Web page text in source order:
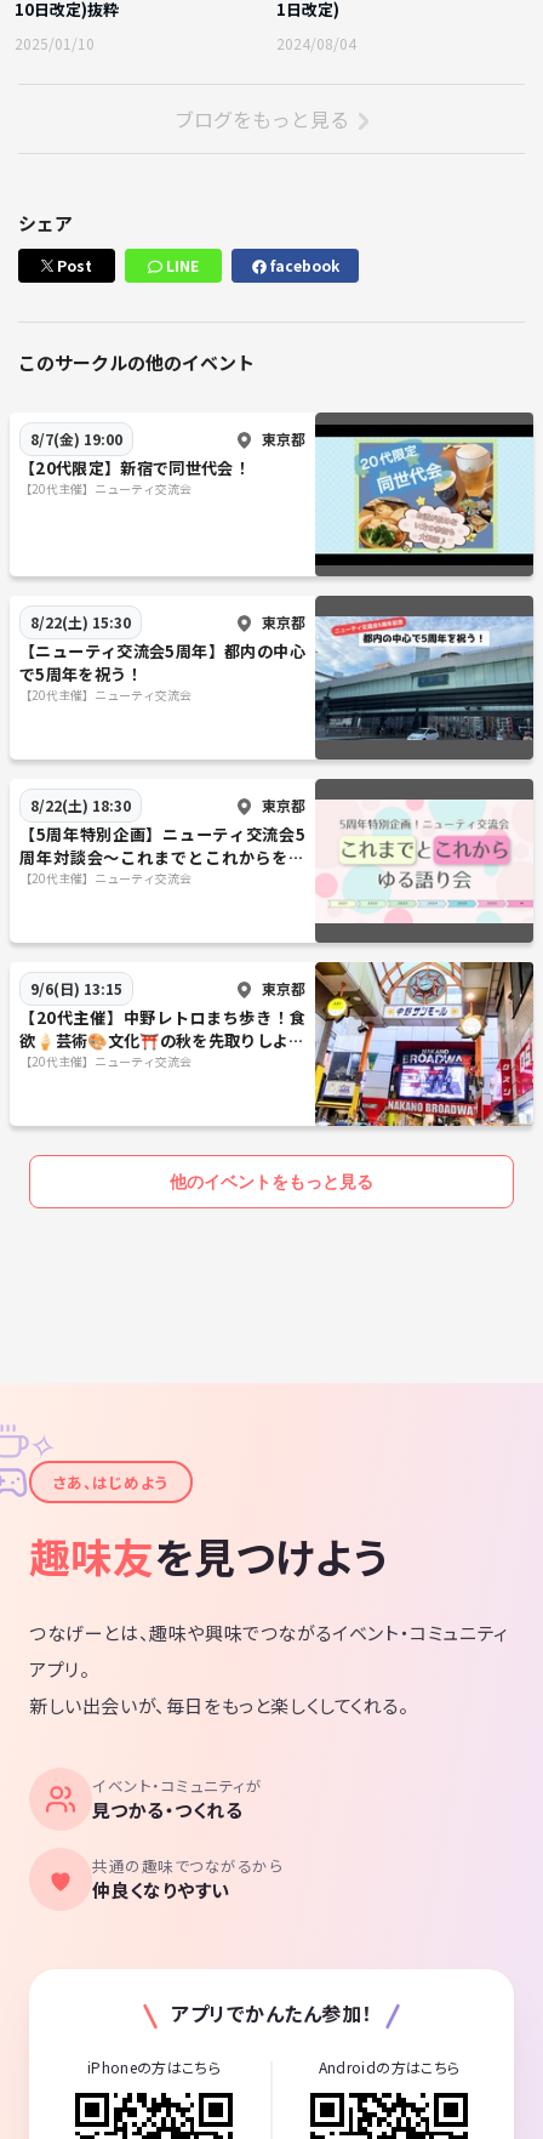
10日改定)抜粋
2025/01/10
1日改定)
2024/08/04
ブログをもっと見る
シェア
Post LINE facebook
このサークルの他のイベント
8/7(金) 19:00 東京都
【20代限定】新宿で同世代会！
【20代主催】ニューティ交流会
8/22(土) 15:30 東京都
【ニューティ交流会5周年】都内の中心
で5周年を祝う！
【20代主催】ニューティ交流会
8/22(土) 18:30 東京都
【5周年特別企画】ニューティ交流会5
周年対談会〜これまでとこれからをゆ
るく語る時間〜
【20代主催】ニューティ交流会
9/6(日) 13:15 東京都
【20代主催】中野レトロまち歩き！食
欲🍦芸術🎨文化⛩️の秋を先取りしよう
🍁
【20代主催】ニューティ交流会
他のイベントをもっと見る
✦
✧
さあ、はじめよう
趣味友を見つけよう
つなげーとは、趣味や興味でつながるイベント・コミュニティ
アプリ。
新しい出会いが、毎日をもっと楽しくしてくれる。
イベント・コミュニティが
見つかる・つくれる
共通の趣味でつながるから
仲良くなりやすい
アプリでかんたん参加！
iPhoneの方はこちら Androidの方はこちら